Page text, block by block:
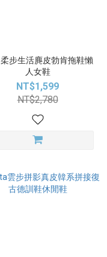
柔步生活麂皮勃肯拖鞋懶
人女鞋
NT$1,599
NT$2,780